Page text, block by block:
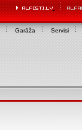
Garāža Servisi